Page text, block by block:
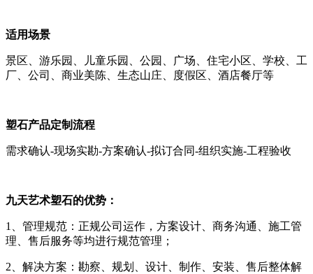
适用场景
景区、游乐园、儿童乐园、公园、广场、住宅小区、学校、工
厂、公司、商业美陈、生态山庄、度假区、酒店餐厅等
塑石产品定制流程
需求确认-现场实勘-方案确认-拟订合同-组织实施-工程验收
九天艺术塑石的优势：
1、管理规范：正规公司运作，方案设计、商务沟通、施工管
理、售后服务等均进行规范管理；
2、解决方案：勘察、规划、设计、制作、安装、售后整体解